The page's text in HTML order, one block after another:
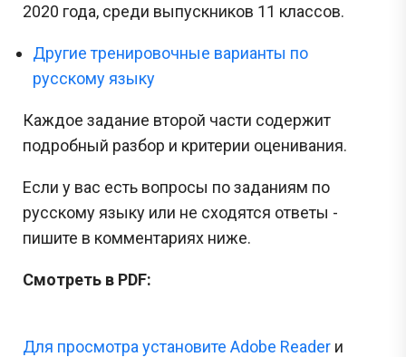
2020 года, среди выпускников 11 классов.
Другие тренировочные варианты по
русскому языку
Каждое задание второй части содержит
подробный разбор и критерии оценивания.
Если у вас есть вопросы по заданиям по
русскому языку или не сходятся ответы -
пишите в комментариях ниже.
Смотреть в PDF:
Для просмотра установите Adobe Reader и